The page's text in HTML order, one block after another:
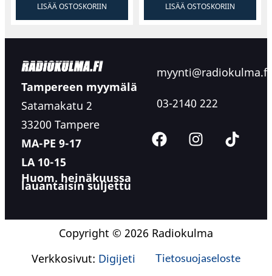
LISÄÄ OSTOSKORIIN LISÄÄ OSTOSKORIIN
Tampereen myymälä
Satamakatu 2
33200 Tampere
MA-PE 9-17
LA 10-15
Huom. heinäkuussa
lauantaisin suljettu
myynti@radiokulma.fi
03-2140 222
Copyright © 2026 Radiokulma
Verkkosivut: Digijeti Tietosuojaseloste